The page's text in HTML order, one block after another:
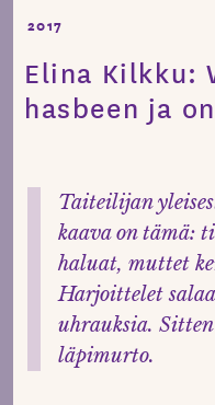
2017
Elina Kilkku:
hasbeen ja
Taiteilijan
kaava on tämä:
haluat, muttet
Harjoittelet
uhrauksia.
läpimurto.